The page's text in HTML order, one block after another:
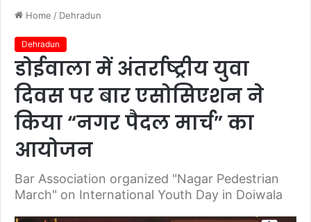
Home / Dehradun
Dehradun
डोईवाला में अंतर्राष्ट्रीय युवा
दिवस पर बार एसोसिएशन ने
किया “नगर पैदल मार्च” का
आयोजन
Bar Association organized "Nagar Pedestrian
March" on International Youth Day in Doiwala